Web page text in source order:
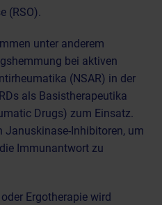
(RSO).
unter anderem
bei aktiven
(NSAR) in der
als Basistherapeutika
Drugs) zum Einsatz.
Inhibitoren, um
Immunantwort zu
Ergotherapie wird